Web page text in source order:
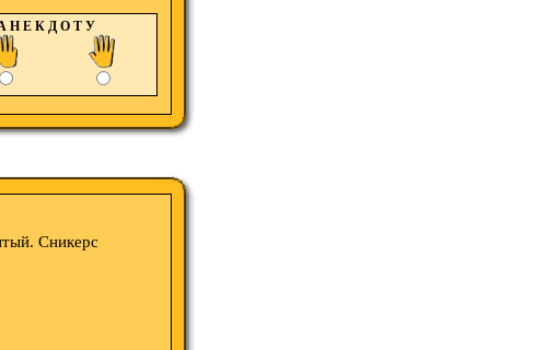
Е К Д О Т У
Сникерс